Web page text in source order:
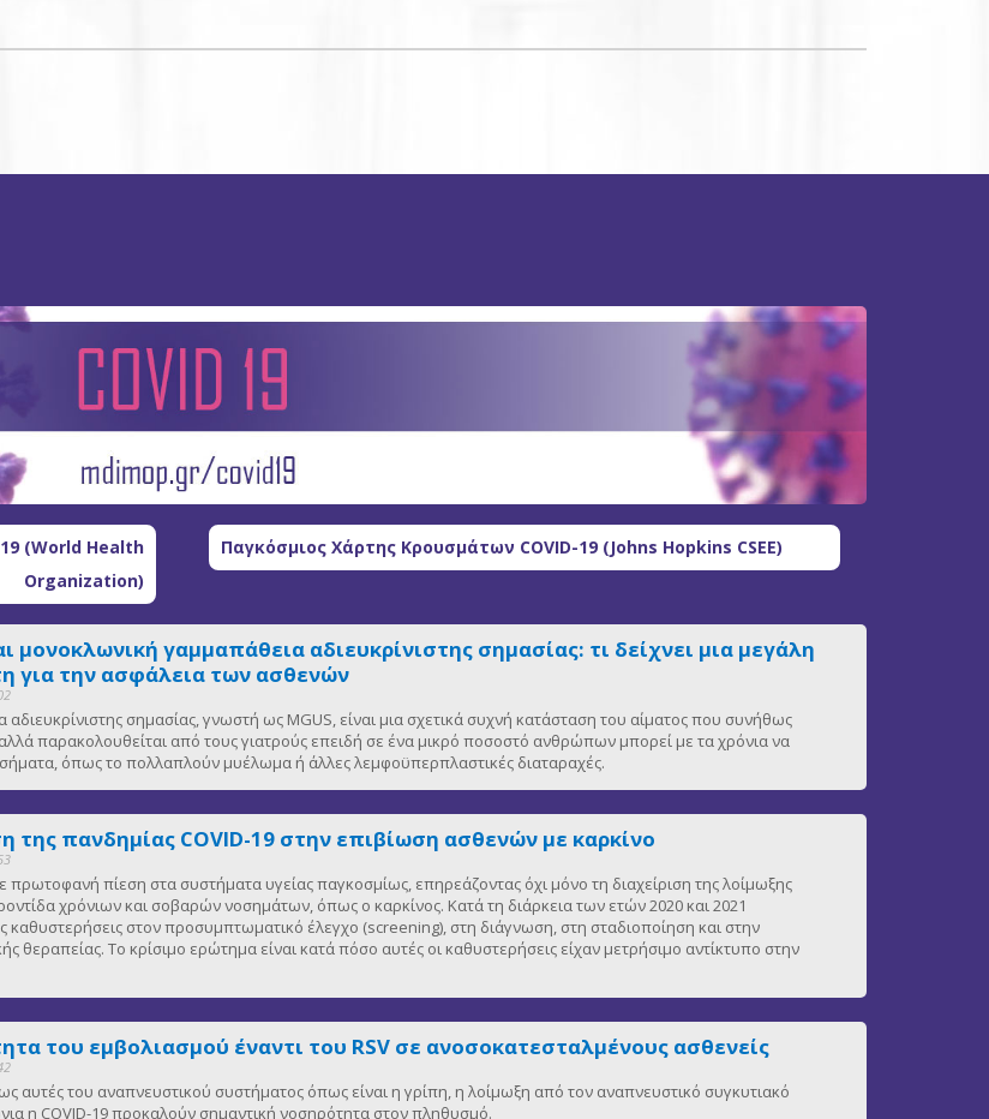
(World Health
Organization)
Παγκόσμιος Χάρτης Κρουσμάτων COVID-19 (Johns Hopkins CSEE)
μονοκλωνική γαμμαπάθεια αδιευκρίνιστης σημασίας: τι δείχνει μια μεγάλη
για την ασφάλεια των ασθενών
σημασίας, γνωστή ως MGUS, είναι μια σχετικά συχνή κατάσταση του αίματος που συνήθως
παρακολουθείται από τους γιατρούς επειδή σε ένα μικρό ποσοστό ανθρώπων μπορεί με τα χρόνια να
όπως το πολλαπλούν μυέλωμα ή άλλες λεμφοϋπερπλαστικές διαταραχές.
της πανδημίας COVID-19 στην επιβίωση ασθενών με καρκίνο
πρωτοφανή πίεση στα συστήματα υγείας παγκοσμίως, επηρεάζοντας όχι μόνο τη διαχείριση της λοίμωξης
χρόνιων και σοβαρών νοσημάτων, όπως ο καρκίνος. Κατά τη διάρκεια των ετών 2020 και 2021
καθυστερήσεις στον προσυμπτωματικό έλεγχο (screening), στη διάγνωση, στη σταδιοποίηση και στην
θεραπείας. Το κρίσιμο ερώτημα είναι κατά πόσο αυτές οι καθυστερήσεις είχαν μετρήσιμο αντίκτυπο στην
του εμβολιασμού έναντι του RSV σε ανοσοκατεσταλμένους ασθενείς
αυτές του αναπνευστικού συστήματος όπως είναι η γρίπη, η λοίμωξη από τον αναπνευστικό συγκυτιακό
η COVID-19 προκαλούν σημαντική νοσηρότητα στον πληθυσμό.